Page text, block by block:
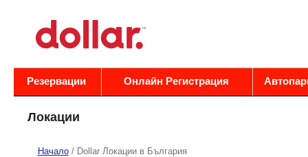
Резервации Oнлайн Регистрация
Локации
Начало/ Dollar Локации в България